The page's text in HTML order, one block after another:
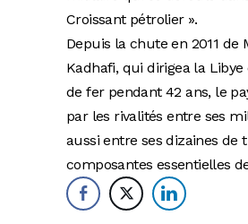
Croissant pétrolier ».
Depuis la chute en 2011 de
Kadhafi, qui dirigea la Libye
de fer pendant 42 ans, le
par les rivalités entre ses
aussi entre ses dizaines de
composantes essentielles